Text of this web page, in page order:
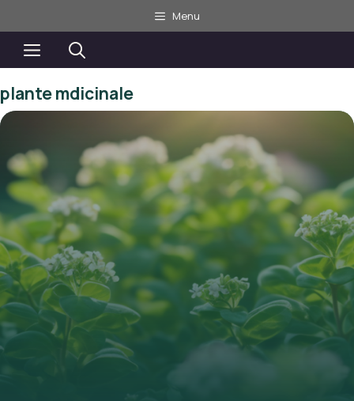
au
contenu
Menu
Menu
plante mdicinale